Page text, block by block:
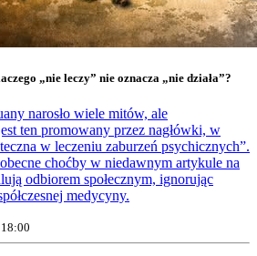
„nie leczy” nie oznacza „nie działa”?
narosło wiele mitów, ale
ten promowany przez nagłówki, w
w leczeniu zaburzeń psychicznych”.
choćby w niedawnym artykule na
odbiorem społecznym, ignorując
medycyny.